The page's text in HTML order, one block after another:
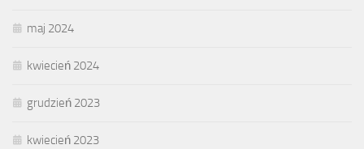
maj 2024
kwiecień 2024
grudzień 2023
kwiecień 2023